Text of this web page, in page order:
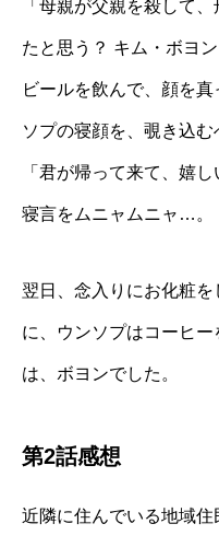
「母親が父親を殺して
たと思う？ キム・ボヨン
ビールを飲んで、顔を
ソプの寝顔を、覗き込む
「君が帰って来て、嬉し
寝言をムニャムニャ…。
翌日、念入りにお化粧
に、ウンソプはコーヒ
は、ボヨンでした。
第2話感想
近隣に住んでいる地域